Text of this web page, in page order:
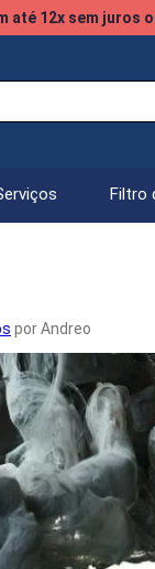
até 12x sem juros
Filtro
por Andreo